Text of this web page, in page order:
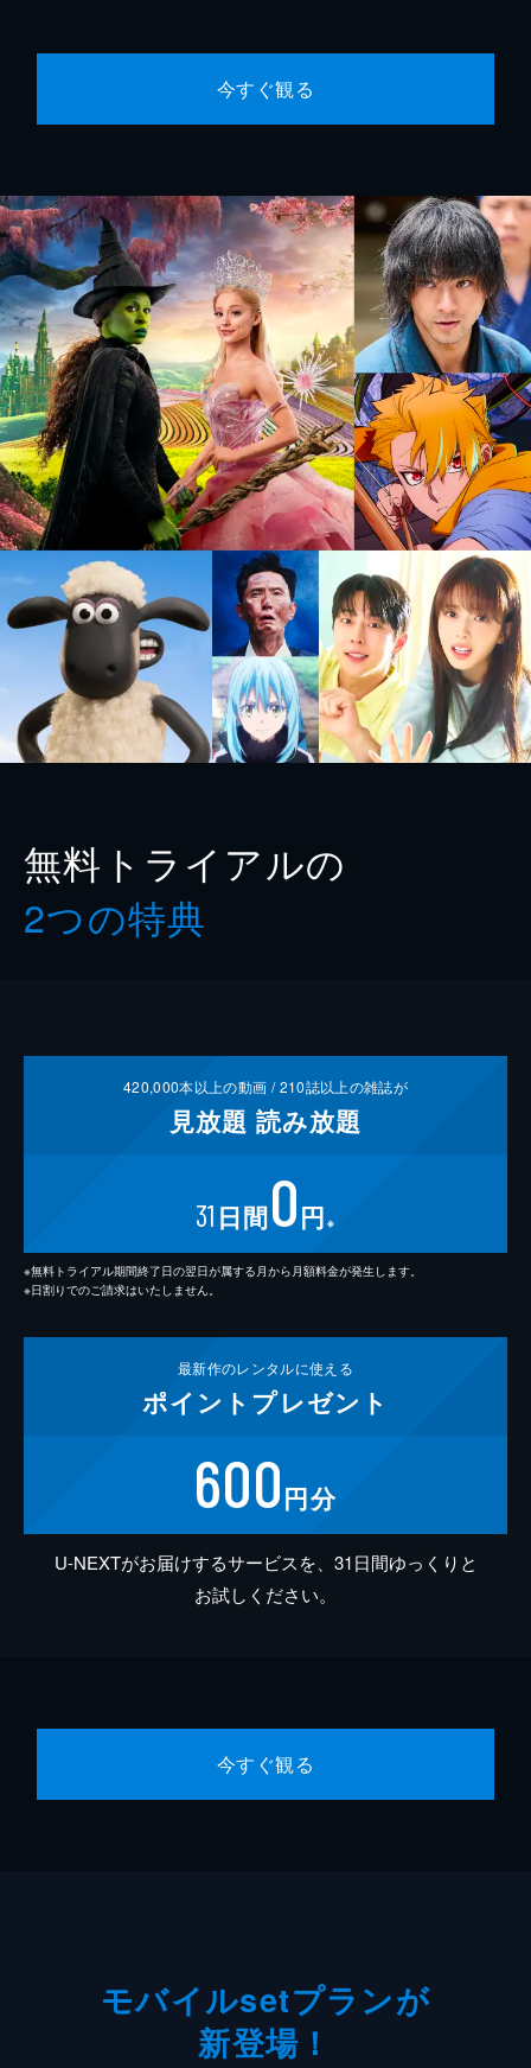
今すぐ観る
無料トライアルの
2つの特典
420,000本以上の動画 /210誌以上の雑誌が
見放題 読み放題
31 日間0円 ※
※無料トライアル期間終了日の翌日が属する月から月額料金が発生します。
※日割りでのご請求はいたしません。
最新作のレンタルに使える
ポイント プレゼント
600円分
U-NEXTがお届けするサービスを、31日間ゆっくりと
お試しください。
今すぐ観る
モバイルsetプランが
新登場！